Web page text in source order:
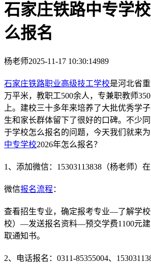
石家庄铁路中专学
么报名
杨老师2025-11-17 10:30:14989
石家庄铁路职业高级技工学校是河北省
万平米，教职工500余人，专兼职教师
上。建校三十多年来培养了大批优秀学
生和家长群体留下了很好的口碑。不少
于学校怎么报名的问题，今天我们就来
中专学校2026年怎么报名？
1、添加微信：15303113838（杨老师）
微信报名流程 ：
查看招生专业，确定报考专业—了解学
校）—发送报名资料—预交学费1100元
取通知书。
2、电话报名：0311-85355004、